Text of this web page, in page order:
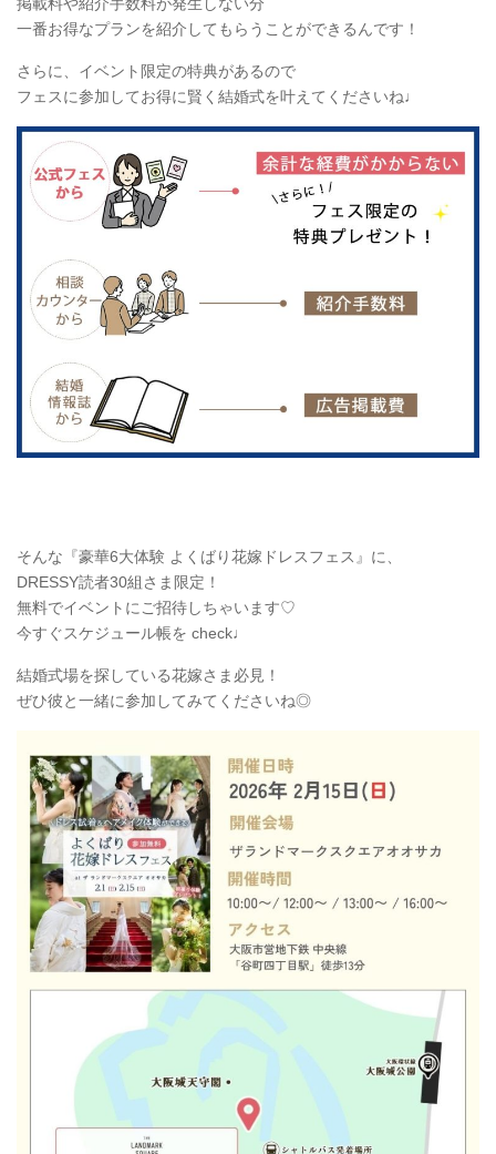
一番お得なプランを紹介してもらうことができるんです！
さらに、イベント限定の特典があるので
フェスに参加してお得に賢く結婚式を叶えてくださいね♩
そんな『豪華6大体験 よくばり花嫁ドレスフェス』に、
DRESSY読者30組さま限定！
無料でイベントにご招待しちゃいます♡
今すぐスケジュール帳を check♩
結婚式場を探している花嫁さま必見！
ぜひ彼と一緒に参加してみてくださいね◎